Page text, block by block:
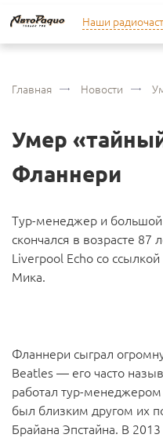
Наши
Главная Новости
Умер
Фланнери
Тур-менеджер и
скончался в возрасте 87
Liverpool Echo со
Мика.
Фланнери сыграл
Beatles — его часто
работал тур-
был близким другом их
Брайана Эпстайна. В